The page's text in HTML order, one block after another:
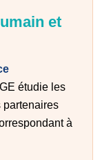
et
étudie les
partenaires
à